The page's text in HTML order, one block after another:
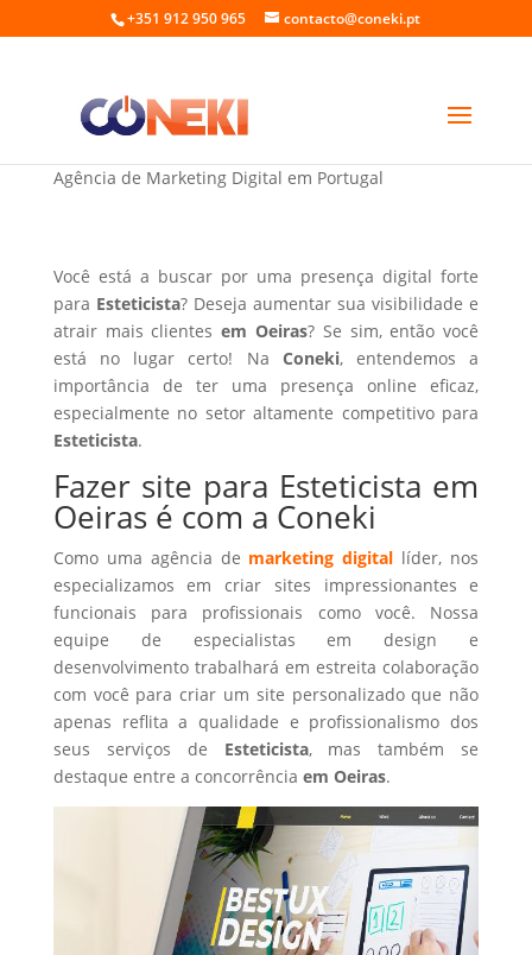
+351 912 950 965 contacto@coneki.pt
Fazer site para Esteticista em Oeiras
Agência de Marketing Digital em Portugal
Você está a buscar por uma presença digital forte
para Esteticista? Deseja aumentar sua visibilidade e
atrair mais clientesem Oeiras? Se sim, então você
está no lugar certo! Na Coneki, entendemos a
importância de ter uma presença online eficaz,
especialmente no setor altamente competitivo para
Esteticista.
Fazer site para Esteticista em
Oeiras é com a Coneki
Como uma agência de marketing digital líder, nos
especializamos em criar sites impressionantes e
funcionais para profissionais como você. Nossa
equipe de especialistas em design e
desenvolvimento trabalhará em estreita colaboração
com você para criar um site personalizado que não
apenas reflita a qualidade e profissionalismo dos
seus serviços de Esteticista, mas também se
destaque entre a concorrência em Oeiras.